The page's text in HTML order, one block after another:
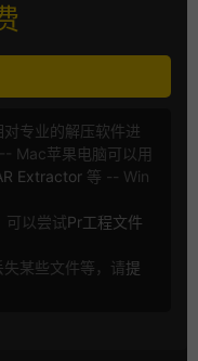
专业的解压软件进
-- Mac苹果电脑可以用
Extractor 等 -- Win
以尝试Pr工程文件
某些文件等，请提